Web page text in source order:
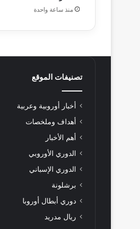
منذ ساعة واحدة
تصنيفات الموقع
أخبار أوروبية وعربية
أهداف وملخصات
أهم الأخبار
الدوري الأوروبي
الدوري الإسباني
برشلونة
دوري أبطال أوروبا
ريال مدريد